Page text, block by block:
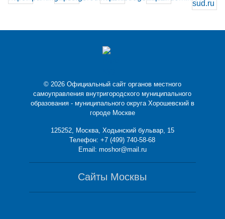
© 2026 Официальный сайт органов местного
самоуправления внутригородского муниципального
образования - муниципального округа Хорошевский в
городе Москве
125252, Москва, Ходынский бульвар, 15
Телефон:+7 (499) 740-58-68
Email: moshor@mail.ru
Сайты Москвы